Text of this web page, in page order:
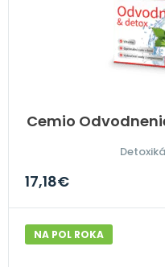
Cemio
17,18€
NA POL ROKA